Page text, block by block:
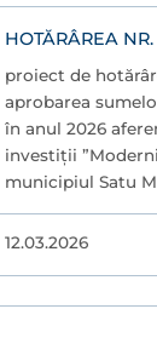
HOTĂRÂREA
proiect de
aprobarea
în anul 2026
investiții
municipiul Satu
12.03.2026